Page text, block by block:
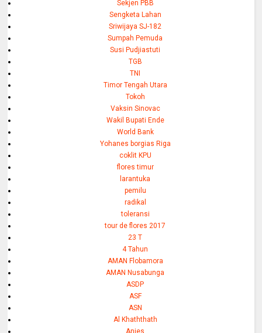
Sekjen PBB
Sengketa Lahan
Sriwijaya SJ-182
Sumpah Pemuda
Susi Pudjiastuti
TGB
TNI
Timor Tengah Utara
Tokoh
Vaksin Sinovac
Wakil Bupati Ende
World Bank
Yohanes borgias Riga
coklit KPU
flores timur
larantuka
pemilu
radikal
toleransi
tour de flores 2017
23 T
4 Tahun
AMAN Flobamora
AMAN Nusabunga
ASDP
ASF
ASN
Al Khaththath